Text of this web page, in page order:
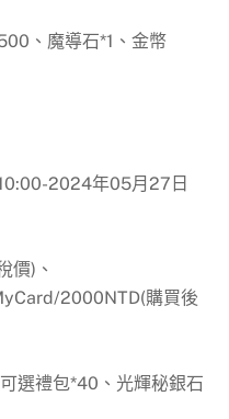
、魔導石*1、金幣
2024年05月27日
價)、
2000NTD(購買後
選禮包*40、光輝秘銀石